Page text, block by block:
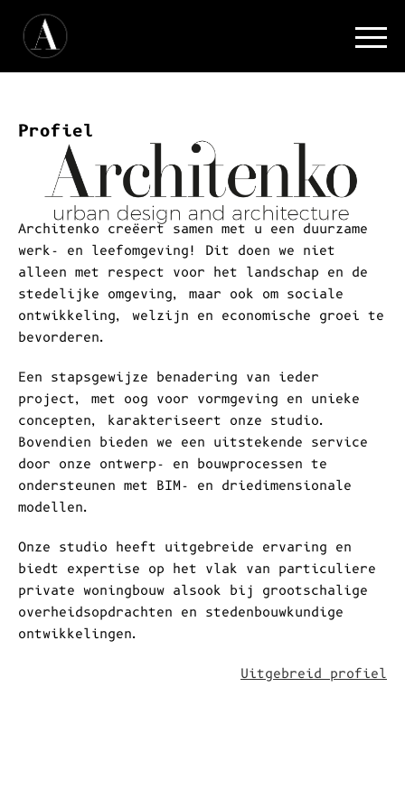
Profiel
Architenko creëert samen met u een duurzame
werk- en leefomgeving! Dit doen we niet
alleen met respect voor het landschap en de
stedelijke omgeving, maar ook om sociale
ontwikkeling, welzijn en economische groei te
bevorderen.
Een stapsgewijze benadering van ieder
project, met oog voor vormgeving en unieke
concepten, karakteriseert onze studio.
Bovendien bieden we een uitstekende service
door onze ontwerp- en bouwprocessen te
ondersteunen met BIM- en driedimensionale
modellen.